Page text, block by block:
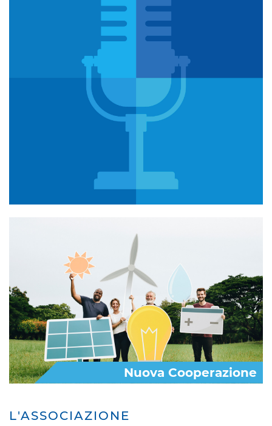
L'ASSOCIAZIONE
Nuova Cooperazione